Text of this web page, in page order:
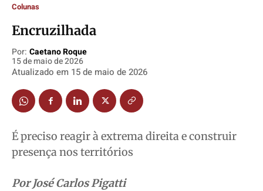
Política
Socioeconômicas
Justiça
Educação
Segurança
Política
Socioeconômicas
Justiça
Educação
Segurança
Política
Socioeconômicas
Justiça
Educação
Segurança
Política
Socioeconômicas
Justiça
Educação
Segurança
Colunas
Encruzilhada
Por: Caetano Roque
15 de maio de 2026
Atualizado em 15 de maio de 2026
É preciso reagir à extrema direita e construir
presença nos territórios
Por José Carlos Pigatti